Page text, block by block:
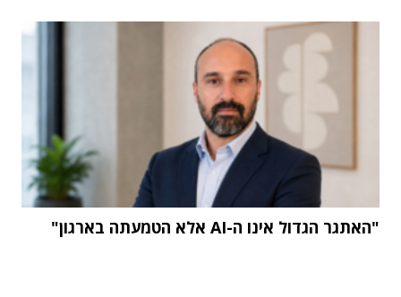
"האתגר הגדול אינו ה-AI אלא הטמעתה בארגון"